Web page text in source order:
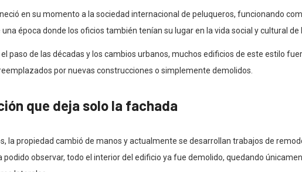
en su momento a la sociedad internacional de peluqueros, funcionando
época donde los oficios también tenían su lugar en la vida social y cultural de
paso de las décadas y los cambios urbanos, muchos edificios de este estilo
por nuevas construcciones o simplemente demolidos.
que deja solo la fachada
la propiedad cambió de manos y actualmente se desarrollan trabajos de
podido observar, todo el interior del edificio ya fue demolido, quedando